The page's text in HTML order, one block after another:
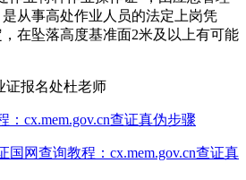
从事高处作业人员的法定上岗凭
在坠落高度基准面2米及以上有可能
证报名处杜老师
cx.mem.gov.cn查证真伪步骤